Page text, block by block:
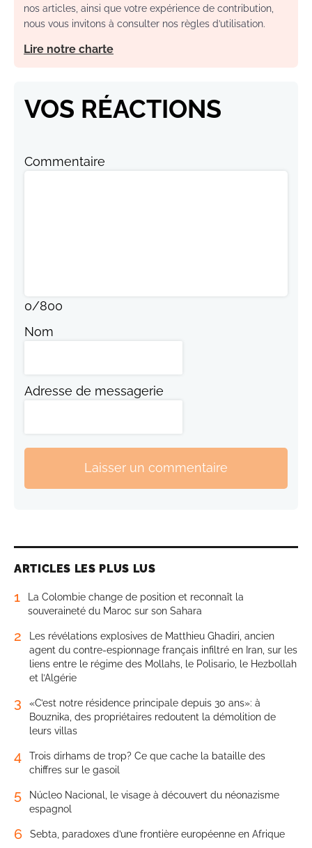
nos articles, ainsi que votre expérience de contribution,
nous vous invitons à consulter nos règles d’utilisation.
Lire notre charte
VOS RÉACTIONS
Commentaire
0/800
Nom
Adresse de messagerie
Laisser un commentaire
ARTICLES LES PLUS LUS
1
La Colombie change de position et reconnaît la
souveraineté du Maroc sur son Sahara
2
Les révélations explosives de Matthieu Ghadiri, ancien
agent du contre-espionnage français infiltré en Iran, sur les
liens entre le régime des Mollahs, le Polisario, le Hezbollah
et l’Algérie
3
«C’est notre résidence principale depuis 30 ans»: à
Bouznika, des propriétaires redoutent la démolition de
leurs villas
4
Trois dirhams de trop? Ce que cache la bataille des
chiffres sur le gasoil
5
Núcleo Nacional, le visage à découvert du néonazisme
espagnol
6 Sebta, paradoxes d’une frontière européenne en Afrique